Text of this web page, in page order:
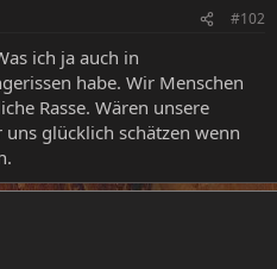
#102
ich ja auch in
habe. Wir Menschen
Rasse. Wären unsere
glücklich schätzen wenn